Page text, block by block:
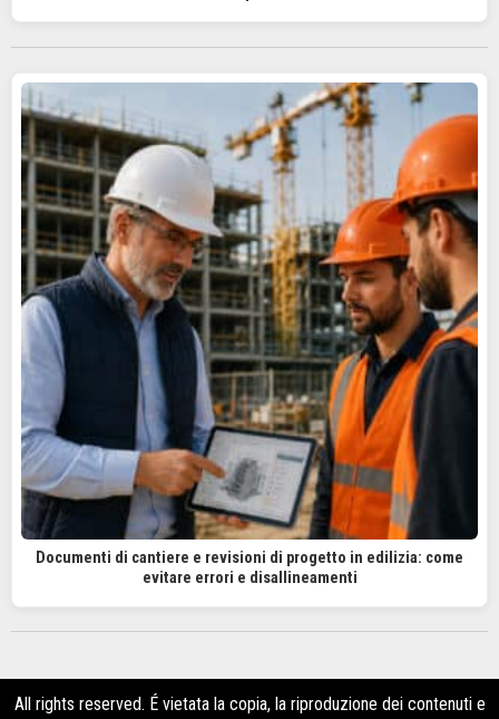
Documenti di cantiere e revisioni di progetto in edilizia: come
evitare errori e disallineamenti
All rights reserved. É vietata la copia, la riproduzione dei contenuti e